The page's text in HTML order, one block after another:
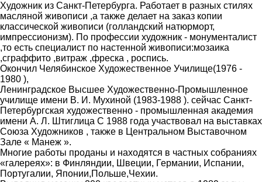
Художник из Санкт-Петербурга. Работает в разных стилях
масляной живописи ,а также делает на заказ копии
классической живописи (голландский натюрморт,
импрессионизм). По профессии художник - монументалист
,то есть специалист по настенной живописи:мозаика
,сграффито ,витраж ,фреска , роспись.
Окончил Челябинское Художественное Училище(1976 -
1980 ),
Ленинградское Высшее Художественно-Промышленное
училище имени В. И. Мухиной (1983-1988 ). сейчас Санкт-
Петербургская художественно - промышленная академия
имени А. Л. Штиглица С 1988 года участвовал на выставках
Союза Художников , также в Центральном Выставочном
Зале « Манеж ».
Многие работы проданы и находятся в частных собраниях
«галереях»: в Финляндии, Швеции, Германии, Испании,
Португалии, Японии,Польше,Чехии.